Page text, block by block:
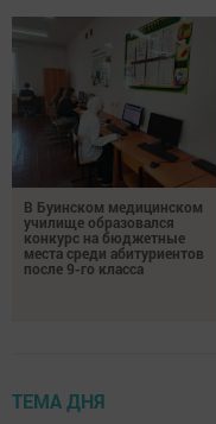
В Буинском медицинском
училище образовался
конкурс на бюджетные
места среди абитуриентов
после 9-го класса
ТЕМА ДНЯ